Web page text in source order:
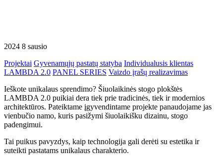
2024 8 sausio
Projektai Gyvenamųjų pastatų statyba Individualusis klientas
LAMBDA 2.0 PANEL SERIES Vaizdo įrašų realizavimas
Ieškote unikalaus sprendimo? Šiuolaikinės stogo plokštės
LAMBDA 2.0 puikiai dera tiek prie tradicinės, tiek ir modernios
architektūros. Pateiktame įgyvendintame projekte panaudojame jas
vienbučio namo, kuris pasižymi šiuolaikišku dizainu, stogo
padengimui.
Tai puikus pavyzdys, kaip technologija gali derėti su estetika ir
suteikti pastatams unikalaus charakterio.